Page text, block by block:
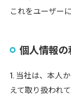
これをユーザー
個人情報
1. 当社は、本人
えて取り扱われ